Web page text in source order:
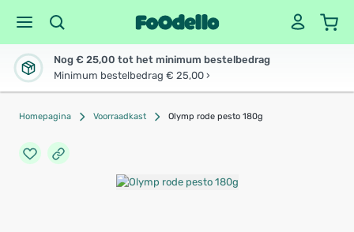
Nog € 25,00 tot het minimum bestelbedrag
Minimum bestelbedrag € 25,00 ›
Homepagina Voorraadkast Olymp rode pesto 180g